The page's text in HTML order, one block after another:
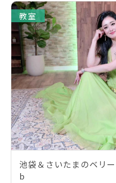
教室
池袋＆さいたまのベリ
b